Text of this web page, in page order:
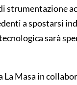
strumentazione
a spostarsi
sarà
La Masa in